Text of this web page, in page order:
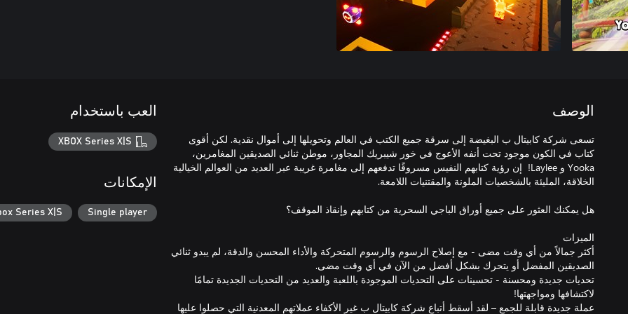
الوصف
تسعى شركة كابيتال ب البغيضة إلى سرقة جميع الكتب في العالم وتحويلها إلى أموال نقدية. لكن أقوى
كتاب في الكون موجود تحت أنفه الأعوج في خور شيبريك المجاور، موطن ثنائي الصديقين المغامرين،
Yooka و Laylee! إن رؤية كتابهم النفيس مسروقًا تدفعهم إلى مغامرة غريبة عبر العديد من العوالم الخيالية
أكثر جمالاً من أي وقت مضى - مع إصلاح الرسوم والرسوم المتحركة والأداء المحسن والدقة، لم يبدو ثنائي
تحديات جديدة ومحسنة - تحسينات على التحديات الموجودة باللعبة والعديد من التحديات الجديدة تمامًا
عملة جديدة قابلة للجمع – لقد أسقط أتباع شركة كابيتال ب غير الأكفاء عملاتهم المعدنية التي حصلوا عليها
العب باستخدام
XBOX Series X|S
الإمكانات
Single player
Series X|S